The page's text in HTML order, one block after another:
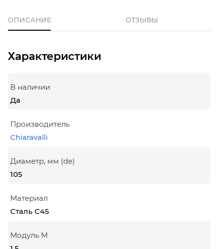
ОПИСАНИЕ ОТЗЫВЫ
Характеристики
В наличии
Да
Производитель
Chiaravalli
Диаметр, мм (de)
105
Материал
Сталь С45
Модуль М